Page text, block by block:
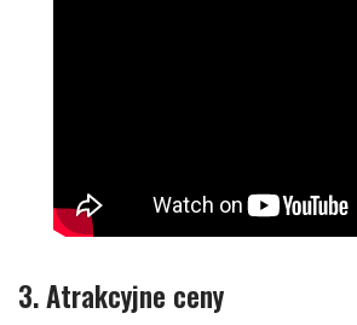
3. Atrakcyjne ceny